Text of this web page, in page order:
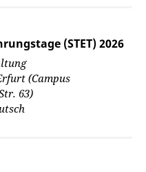
(STET) 2026
(Campus
63)